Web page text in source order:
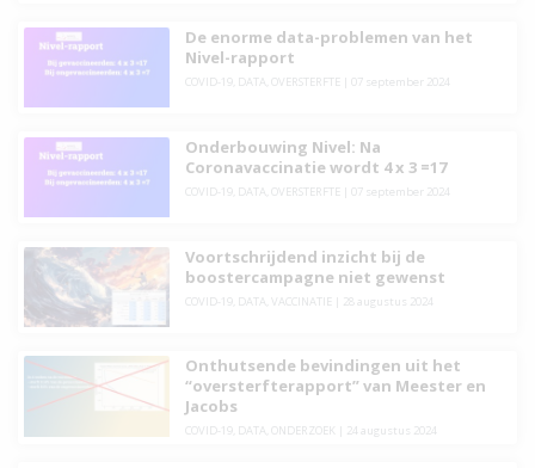
De enorme data-problemen van het
Nivel-rapport
COVID-19, DATA OVERSTERFTE 07 september 2024
Onderbouwing Nivel: Na
Coronavaccinatie wordt 4 x 3 =17
COVID-19, DATA OVERSTERFTE 07 september 2024
Voortschrijdend inzicht bij de
boostercampagne niet gewenst
COVID-19, DATA VACCINATIE 28 augustus 2024
Onthutsende bevindingen uit het
“oversterfterapport” van Meester en
Jacobs
COVID-19, DATA ONDERZOEK 24 augustus 2024